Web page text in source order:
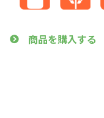
商品を購入する